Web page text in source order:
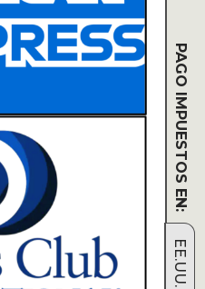
PAGO IMPUESTOS EN:
EE.UU.